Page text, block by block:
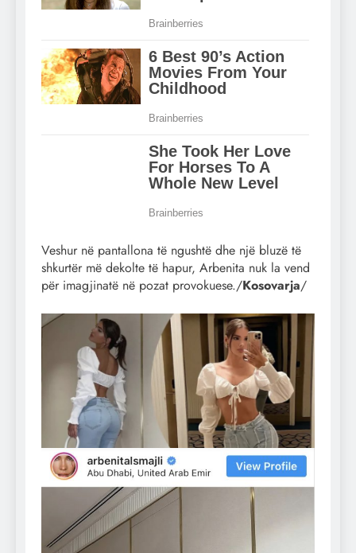
Veshur në pantallona të ngushtë dhe një bluzë të
shkurtër më dekolte të hapur, Arbenita nuk la vend
për imagjinatë në pozat provokuese./Kosovarja/